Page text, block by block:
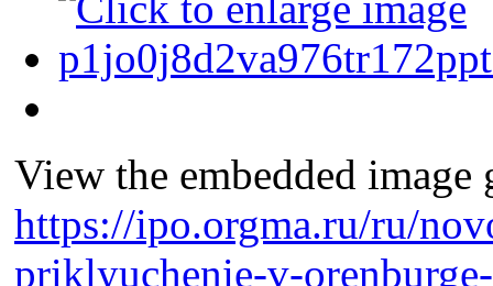
View the embedded
https://ipo.orgma.ru/ru/
priklyuchenie-v-